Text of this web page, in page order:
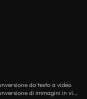
da testo a video
Flussi di lavoro di intelligenza artificiale per la conversione di immagini in video